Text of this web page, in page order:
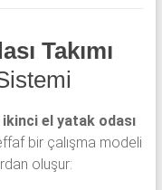
Takımı
ikinci el yatak odası
bir çalışma modeli
oluşur: